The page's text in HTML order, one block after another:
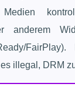
anderem
illegal, DRM